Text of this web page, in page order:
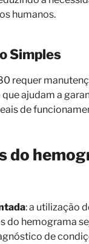
humanos.
Simples
requer
ajudam a
de
do
: a utilização
do hemograma
de